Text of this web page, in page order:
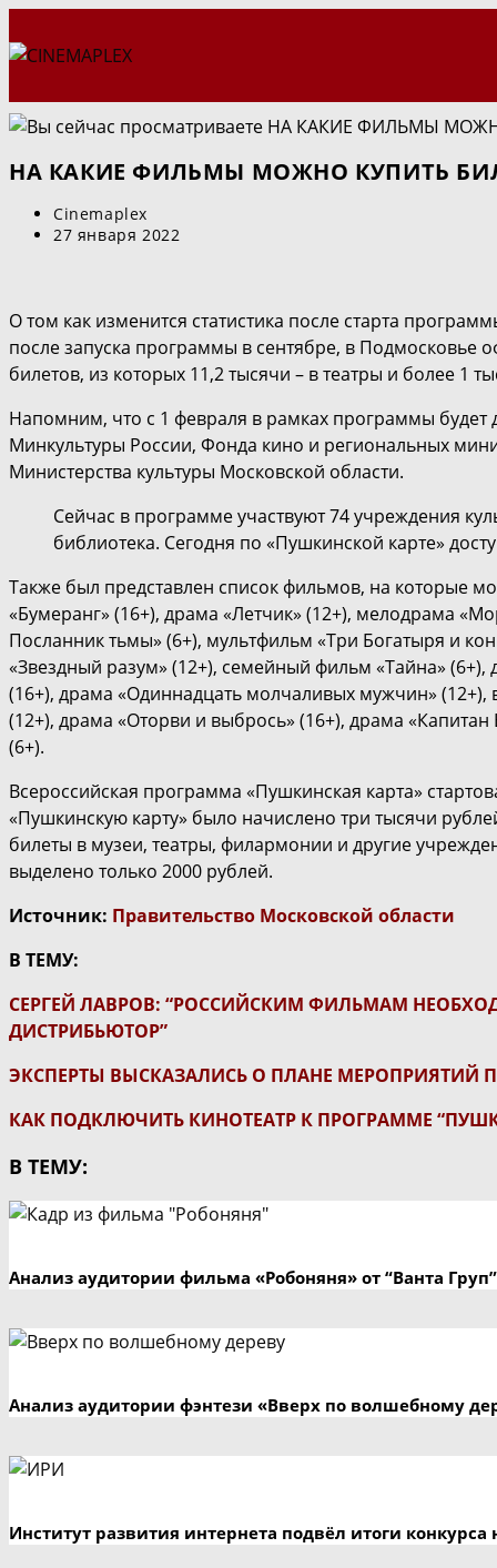
к
НА КАКИЕ ФИЛЬМЫ МОЖНО КУПИТЬ
Автор
записи:
Cinemaplex
Запись
27 января 2022
О том как изменится статистика после старта
после запуска программы в сентябре, в Подмосковье
билетов, из которых 11,2 тысячи – в театры и более 1
Напомним, что с 1 февраля в рамках программы
Минкультуры России, Фонда кино и региональных
Министерства культуры Московской области.
Сейчас в программе участвуют 74 учреждения
библиотека. Сегодня по «Пушкинской карте»
Также был представлен список фильмов, на которые
«Бумеранг» (16+), драма «Летчик» (12+), мелодрама
Посланник тьмы» (6+), мультфильм «Три Богатыря и
«Звездный разум» (12+), семейный фильм «Тайна»
(16+), драма «Одиннадцать молчаливых мужчин»
(12+), драма «Оторви и выбрось» (16+), драма
(6+).
Всероссийская программа «Пушкинская карта»
«Пушкинскую карту» было начислено три тысячи
билеты в музеи, театры, филармонии и другие
выделено только 2000 рублей.
Источник: Правительство Московской области
В ТЕМУ:
СЕРГЕЙ ЛАВРОВ: “РОССИЙСКИМ ФИЛЬМАМ
ДИСТРИБЬЮТОР”
ЭКСПЕРТЫ ВЫСКАЗАЛИСЬ О ПЛАНЕ МЕРОПРИЯТИЙ
КАК ПОДКЛЮЧИТЬ КИНОТЕАТР К ПРОГРАММЕ
В ТЕМУ:
Анализ аудитории фильма «Робоняня» от “Ванта Груп”
Анализ аудитории фэнтези «Вверх по волшебному
Институт развития интернета подвёл итоги